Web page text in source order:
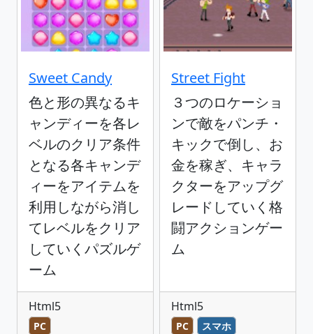
Sweet Candy
色と形の異なるキ
ャンディーを各レ
ベルのクリア条件
となる各キャンデ
ィーをアイテムを
利用しながら消し
てレベルをクリア
していくパズルゲ
ーム
Html5
PC
Street Fight
３つのロケーショ
ンで敵をパンチ・
キックで倒し、お
金を稼ぎ、キャラ
クターをアップグ
レードしていく格
闘アクションゲー
ム
Html5
PC スマホ